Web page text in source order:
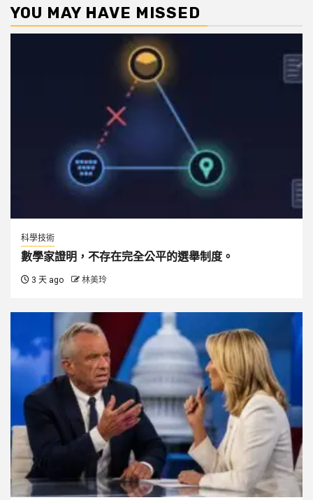
YOU MAY HAVE MISSED
科學技術
數學家證明，不存在完全公平的選舉制度。
3 天 ago 林美玲